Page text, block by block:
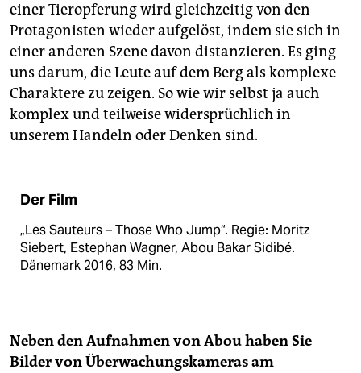
einer Tieropferung wird gleichzeitig von den
Protagonisten wieder aufgelöst, indem sie sich in
einer anderen Szene davon distanzieren. Es ging
uns darum, die Leute auf dem Berg als komplexe
Charaktere zu zeigen. So wie wir selbst ja auch
komplex und teilweise widersprüchlich in
unserem Handeln oder Denken sind.
Der Film
„Les Sauteurs – Those Who Jump“. Regie: Moritz
Siebert, Estephan Wagner, Abou Bakar Sidibé.
Dänemark 2016, 83 Min.
Neben den Aufnahmen von Abou haben Sie
Bilder von Überwachungskameras am